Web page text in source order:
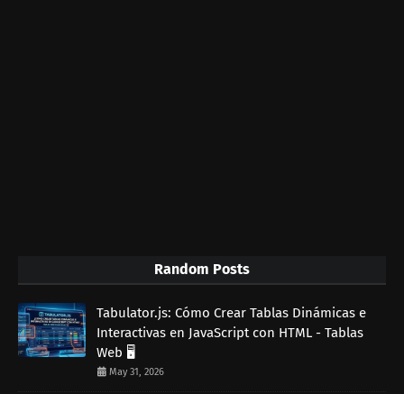
Random Posts
Tabulator.js: Cómo Crear Tablas Dinámicas e
Interactivas en JavaScript con HTML - Tablas
Web 🖥️
May 31, 2026